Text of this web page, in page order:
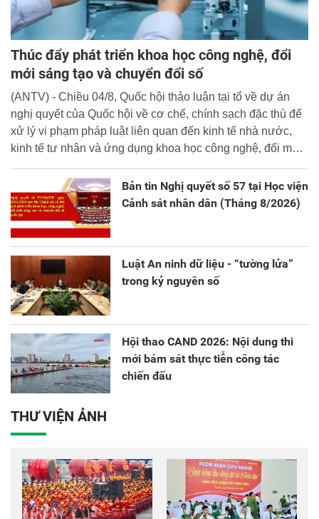
Thúc đẩy phát triển khoa học công nghệ, đổi
mới sáng tạo và chuyển đổi số
(ANTV) - Chiều 04/8, Quốc hội thảo luận tại tổ về dự án
nghị quyết của Quốc hội về cơ chế, chính sạch đặc thù để
xử lý vi phạm pháp luật liên quan đến kinh tế nhà nước,
kinh tế tư nhân và ứng dụng khoa học công nghệ, đổi mới
Bản tin Nghị quyết số 57 tại Học viện
Cảnh sát nhân dân (Tháng 8/2026)
Luật An ninh dữ liệu - “tường lửa”
trong kỷ nguyên số
Hội thao CAND 2026: Nội dung thi
mới bám sát thực tiễn công tác
chiến đấu
THƯ VIỆN ẢNH